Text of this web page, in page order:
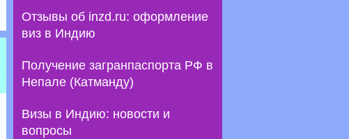
Отзывы об inzd.ru: оформление
виз в Индию
Получение загранпаспорта РФ в
Непале (Катманду)
Визы в Индию: новости и
вопросы